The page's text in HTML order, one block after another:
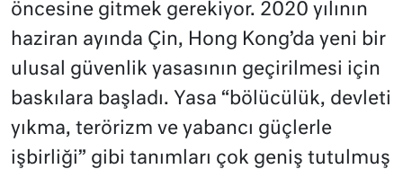
öncesine gitmek gerekiyor. 2020 yılının
haziran ayında Çin, Hong Kong’da yeni bir
ulusal güvenlik yasasının geçirilmesi için
baskılara başladı. Yasa “bölücülük, devleti
yıkma, terörizm ve yabancı güçlerle
işbirliği” gibi tanımları çok geniş tutulmuş